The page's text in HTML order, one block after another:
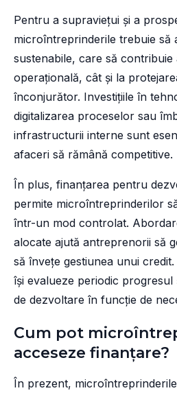
Pentru a supraviețui și a
microîntreprinderile trebuie să
sustenabile, care să contribuie
operațională, cât și la
înconjurător. Investițiile în
digitalizarea proceselor sau
infrastructurii interne sunt
afaceri să rămână competitive.
În plus, finanțarea pentru
permite microîntreprinderilor
într-un mod controlat.
alocate ajută antreprenorii să
să învețe gestiunea unui
își evalueze periodic progresul
de dezvoltare în funcție de
Cum pot
acceseze finanțare?
În prezent,